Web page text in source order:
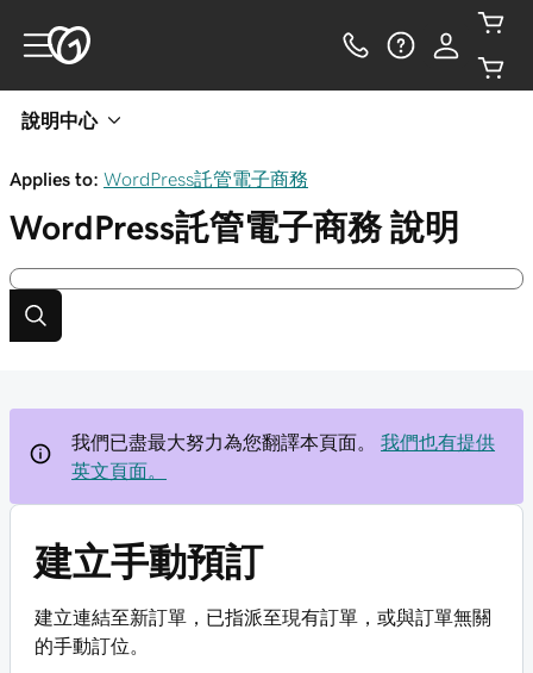
說明中心
Applies to: WordPress託管電子商務
WordPress託管電子商務 說明
我們已盡最大努力為您翻譯本頁面。
我們也有提供
英文頁面。
建立手動預訂
建立連結至新訂單，已指派至現有訂單，或與訂單無關
的手動訂位。